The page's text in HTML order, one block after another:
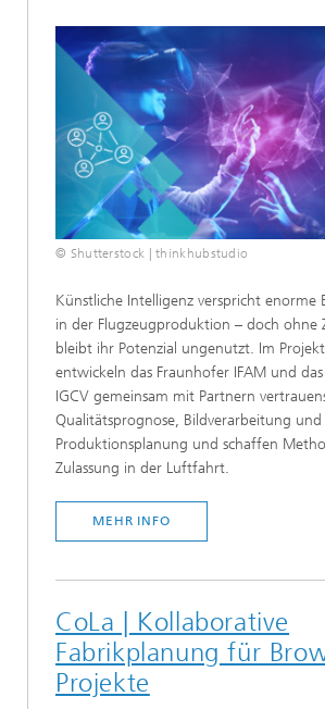
© Shutterstock | thinkhubstudio
Künstliche Intelligenz verspricht enorme
in der Flugzeugproduktion – doch ohne
bleibt ihr Potenzial ungenutzt. Im Projekt
entwickeln das Fraunhofer IFAM und
IGCV gemeinsam mit Partnern
Qualitätsprognose, Bildverarbeitung
Produktionsplanung und schaffen
Zulassung in der Luftfahrt.
MEHR INFO
CoLa | Kollaborative
Fabrikplanung für
Projekte